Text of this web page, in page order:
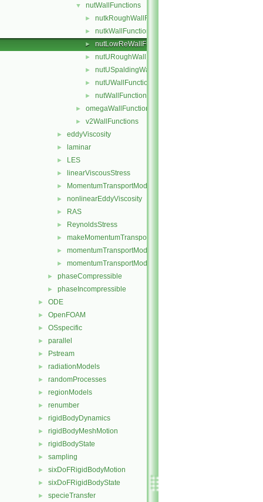
▼ nutWallFunctions
► nutkRoughWallFunction
► nutkWallFunction
► nutLowReWallFunction
► nutURoughWallFunction
► nutUSpaldingWallFunction
► nutUWallFunction
► nutWallFunction
► omegaWallFunctions
► v2WallFunctions
► eddyViscosity
► laminar
► LES
► linearViscousStress
► MomentumTransportModel
► nonlinearEddyViscosity
► RAS
► ReynoldsStress
► makeMomentumTransportModel.H
► momentumTransportModel.C
► momentumTransportModel.H
► phaseCompressible
► phaseIncompressible
► ODE
► OpenFOAM
► OSspecific
► parallel
► Pstream
► radiationModels
► randomProcesses
► regionModels
► renumber
► rigidBodyDynamics
► rigidBodyMeshMotion
► rigidBodyState
► sampling
► sixDoFRigidBodyMotion
► sixDoFRigidBodyState
► specieTransfer